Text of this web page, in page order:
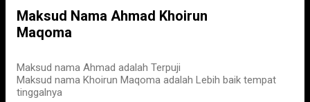
Maksud Nama Ahmad Khoirun
Maqoma
Maksud nama Ahmad adalah Terpuji
Maksud nama Khoirun Maqoma adalah Lebih baik tempat
tinggalnya